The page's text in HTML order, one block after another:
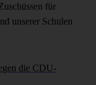
für
unserer Schulen
die CDU-